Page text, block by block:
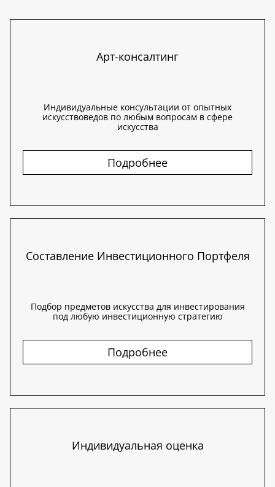
Арт-консалтинг
Индивидуальные консультации от опытных
искусствоведов по любым вопросам в сфере
искусства
Подробнее
Составление Инвестиционного Портфеля
Подбор предметов искусства для инвестирования
под любую инвестиционную стратегию
Подробнее
Индивидуальная оценка